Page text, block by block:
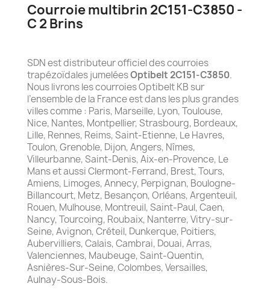
Courroie multibrin 2C151-C3850 -
C 2 Brins
SDN est distributeur officiel des courroies
trapézoïdales jumeléesOptibelt 2C151-C3850.
Nous livrons les courroies Optibelt KB sur
l’ensemble de la France est dans les plus grandes
villes comme : Paris, Marseille, Lyon, Toulouse,
Nice, Nantes, Montpellier, Strasbourg, Bordeaux,
Lille, Rennes, Reims, Saint-Etienne, Le Havres,
Toulon, Grenoble, Dijon, Angers, Nîmes,
Villeurbanne, Saint-Denis, Aix-en-Provence, Le
Mans et aussi Clermont-Ferrand, Brest, Tours,
Amiens, Limoges, Annecy, Perpignan, Boulogne-
Billancourt, Metz, Besançon, Orléans, Argenteuil,
Rouen, Mulhouse, Montreuil, Saint-Paul, Caen,
Nancy, Tourcoing, Roubaix, Nanterre, Vitry-sur-
Seine, Avignon, Créteil, Dunkerque, Poitiers,
Aubervilliers, Calais, Cambrai, Douai, Arras,
Valenciennes, Maubeuge, Saint-Quentin,
Asnières-Sur-Seine, Colombes, Versailles,
Aulnay-Sous-Bois.